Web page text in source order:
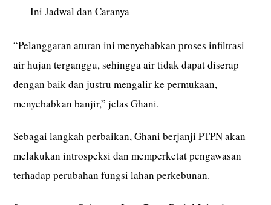
Ini Jadwal dan Caranya
“Pelanggaran aturan ini menyebabkan proses infiltrasi
air hujan terganggu, sehingga air tidak dapat diserap
dengan baik dan justru mengalir ke permukaan,
menyebabkan banjir,” jelas Ghani.
Sebagai langkah perbaikan, Ghani berjanji PTPN akan
melakukan introspeksi dan memperketat pengawasan
terhadap perubahan fungsi lahan perkebunan.